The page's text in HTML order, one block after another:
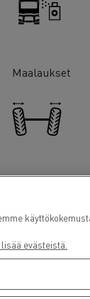
Maalaukset
/ akselien
Rahoitus
evästeistä.